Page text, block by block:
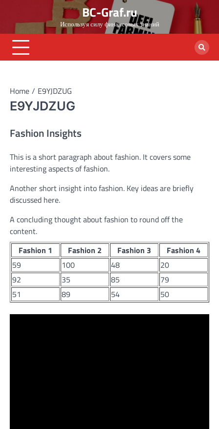
content
BC-Graf.ru
Используя силу финансовых знаний
Home E9YJDZUG
E9YJDZUG
Fashion Insights
This is a short paragraph about fashion. It covers some
interesting aspects of fashion.
Another short insight into fashion. Key ideas are briefly
discussed here.
A concluding thought about fashion to round off the
content.
Fashion 1
Fashion 2 Fashion 3
Fashion 4
59
100 48
20
92
35 85
79
51
89 54 50